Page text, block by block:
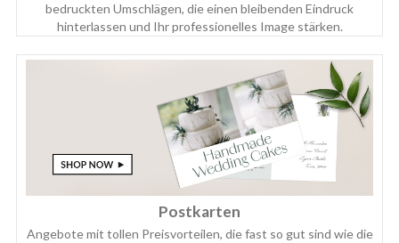
bedruckten Umschlägen, die einen bleibenden Eindruck
hinterlassen und Ihr professionelles Image stärken.
Postkarten
Angebote mit tollen Preisvorteilen, die fast so gut sind wie die